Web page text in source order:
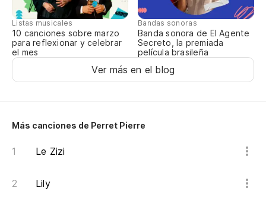
Listas musicales
10 canciones sobre marzo
para reflexionar y celebrar
el mes
Bandas sonoras
Banda sonora de El Agente
Secreto, la premiada
película brasileña
Ver más en el blog
Más canciones de Perret Pierre
Le Zizi
Lily